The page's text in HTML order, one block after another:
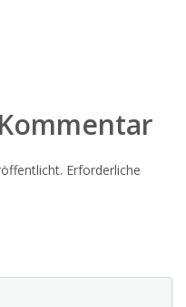
Erforderliche